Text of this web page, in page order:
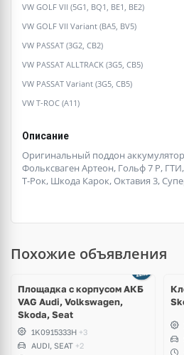
VW GOLF VII (5G1, BQ1, BE1, BE2)
VW GOLF VII Variant (BA5, BV5)
VW PASSAT (3G2, CB2)
VW PASSAT ALLTRACK (3G5, CB5)
VW PASSAT Variant (3G5, CB5)
VW T-ROC (A11)
Описание
Оригинальный поддон
Фольксваген Артеон, Гольф 7 Р,
Т-Рок, Шкода Карок, Октавия 3,
Похожие объявления
Площадка с корпусом АКБ
VAG Audi, Volkswagen,
Skoda, Seat
1K0915333H +3
AUDI, SEAT +2